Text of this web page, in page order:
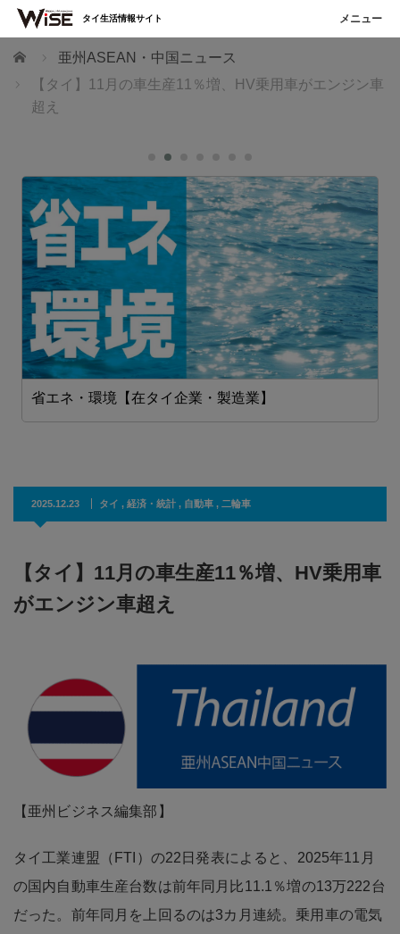
ホーム
亜州ASEAN・中国ニュース
【タイ】11月の車生産11％増、HV乗用車がエンジン車
超え
省エネ・環境【在タイ企業・製造業】
2025.12.23 タイ , 経済・統計 , 自動車 , 二輪車
【タイ】11月の車生産11％増、HV乗用車
がエンジン車超え
【亜州ビジネス編集部】
タイ工業連盟（FTI）の22日発表によると、2025年11月
の国内自動車生産台数は前年同月比11.1％増の13万222台
だった。前年同月を上回るのは3カ月連続。乗用車の電気
タイ生活情報サイト